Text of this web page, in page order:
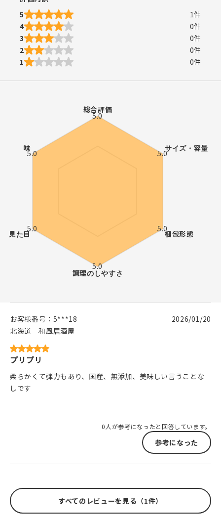
5
1件
4
0件
3
0件
2
0件
1
0件
お客様番号： 5***18
北海道
和風居酒屋
2026/01/20
プリプリ
柔らかくて弾力もあり、国産、無添加、美味しい言うことな
しです
0人が参考になったと回答しています。
参考になった
すべてのレビューを見る（1件）